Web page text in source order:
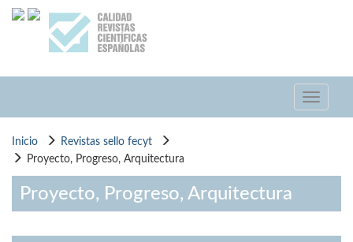
Pasar
Toggle
Inicio
Revistas sello fecyt
Proyecto, Progreso, Arquitectura
Proyecto, Progreso, Arquitectura